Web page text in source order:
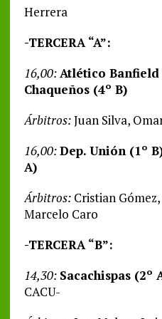
Herrera
-TERCERA “A”:
16,00:Atlético Banfield
Chaqueños (4º B)
Árbitros:Juan Silva,
16,00:Dep. Unión (1º
A)
Árbitros:Cristian
Marcelo Caro
-TERCERA “B”:
14,30: Sacachispas (2º
CACU-